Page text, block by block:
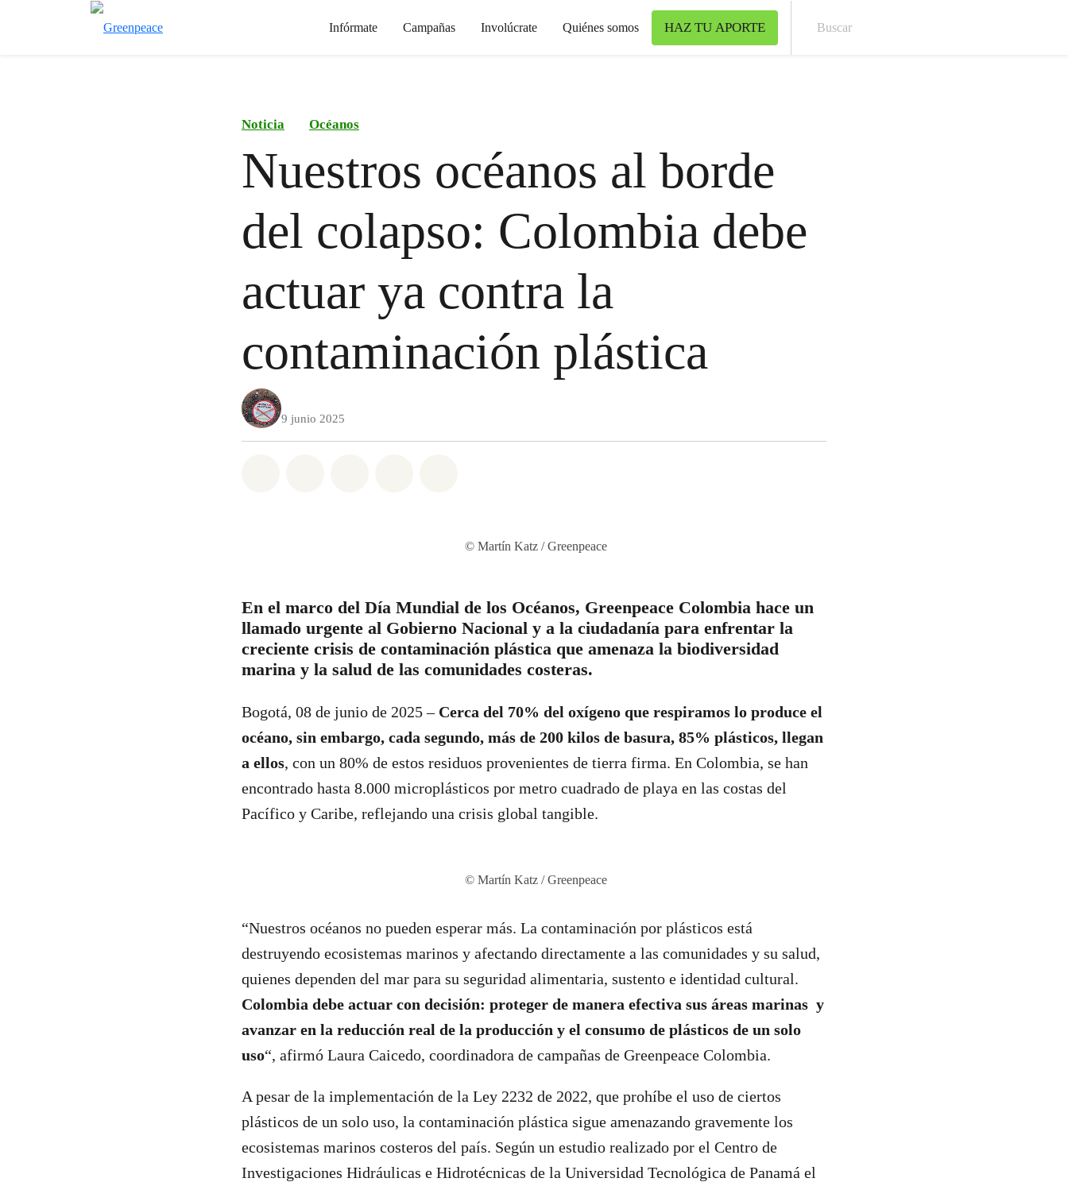
Infórmate Campañas Involúcrate Quiénes somos HAZ TU APORTE
Noticia Océanos
Nuestros océanos al borde
del colapso: Colombia debe
actuar ya contra la
contaminación plástica
9 junio 2025
© Martín Katz / Greenpeace
En el marco del Día Mundial de los Océanos, Greenpeace Colombia hace un
llamado urgente al Gobierno Nacional y a la ciudadanía para enfrentar la
creciente crisis de contaminación plástica que amenaza la biodiversidad
marina y la salud de las comunidades costeras.
Bogotá, 08 de junio de 2025 – Cerca del 70% del oxígeno que respiramos lo produce el
océano, sin embargo, cada segundo, más de 200 kilos de basura, 85% plásticos, llegan
a ellos, con un 80% de estos residuos provenientes de tierra firma. En Colombia, se han
encontrado hasta 8.000 microplásticos por metro cuadrado de playa en las costas del
Pacífico y Caribe, reflejando una crisis global tangible.
© Martín Katz / Greenpeace
“Nuestros océanos no pueden esperar más. La contaminación por plásticos está
destruyendo ecosistemas marinos y afectando directamente a las comunidades y su salud,
quienes dependen del mar para su seguridad alimentaria, sustento e identidad cultural.
Colombia debe actuar con decisión: proteger de manera efectiva sus áreas marinas y
avanzar en la reducción real de la producción y el consumo de plásticos de un solo
uso“, afirmó Laura Caicedo, coordinadora de campañas de Greenpeace Colombia.
A pesar de la implementación de la Ley 2232 de 2022, que prohíbe el uso de ciertos
plásticos de un solo uso, la contaminación plástica sigue amenazando gravemente los
ecosistemas marinos costeros del país. Según un estudio realizado por el Centro de
Investigaciones Hidráulicas e Hidrotécnicas de la Universidad Tecnológica de Panamá el